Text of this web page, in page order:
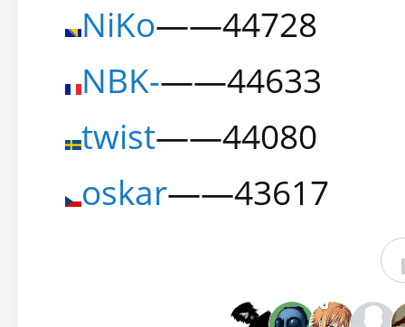
NiKo——44728
NBK-——44633
twist——44080
oskar——43617